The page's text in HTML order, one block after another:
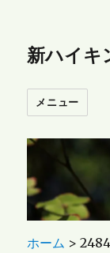
新ハイキ
メニュー
ホーム >